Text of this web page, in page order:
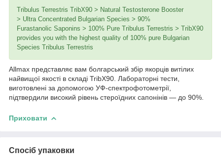
Tribulus Terrestris TribX90 > Natural Testosterone Booster
> Ultra Concentrated Bulgarian Species > 90%
Furastanolic Saponins > 100% Pure Tribulus Terrestris > TribX90
provides you with the highest quality of 100% pure Bulgarian
Species Tribulus Terrestris
Allmax представляє вам болгарський збір якорців витілих
найвищої якості в складі TribX90. Лабораторні тести,
виготовлені за допомогою УФ-спектрофотометрії,
підтвердили високий рівень стероїдних сапонінів — до 90%.
Приховати
Спосіб упаковки